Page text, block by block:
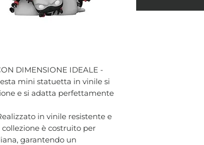
DIMENSIONE IDEALE -
mini statuetta in vinile si
e si adatta perfettamente
in vinile resistente e
è costruito per
garantendo un